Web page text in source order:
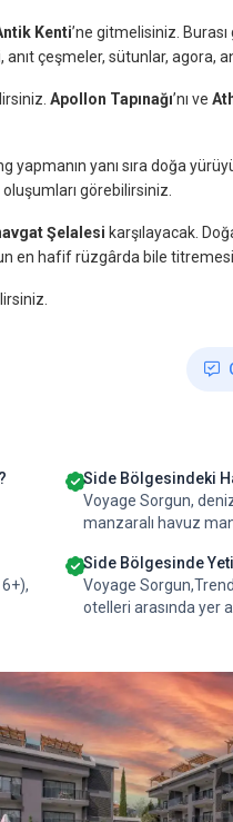
Kenti’ne gitmelisiniz.
anıt çeşmeler, sütunlar,
Apollon Tapınağı’nı ve
yapmanın yanı sıra doğa
oluşumları görebilirsiniz.
Şelalesi karşılayacak.
en hafif rüzgârda bile
Side Bölgesindeki
Voyage Sorgun,
manzaralı havuz
Side Bölgesinde
Voyage
otelleri arasında yer